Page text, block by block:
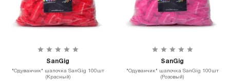
SanGig
"Одуванчик" шапочка SanGig 100шт
(Красный)
SanGig
"Одуванчик" шапочка SanGig 100шт
(Розовый)